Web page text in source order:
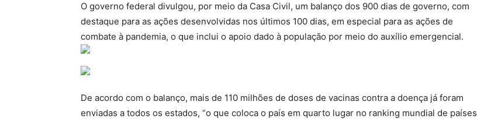
O governo federal divulgou, por meio da Casa Civil, um balanço dos 900 dias de governo, com
destaque para as ações desenvolvidas nos últimos 100 dias, em especial para as ações de
combate à pandemia, o que inclui o apoio dado à população por meio do auxílio emergencial.
De acordo com o balanço, mais de 110 milhões de doses de vacinas contra a doença já foram
enviadas a todos os estados, “o que coloca o país em quarto lugar no ranking mundial de países